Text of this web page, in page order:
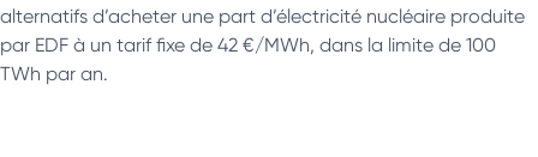
alternatifs d’acheter une part d’électricité nucléaire produite
par EDF à un tarif fixe de 42 €/MWh, dans la limite de 100
TWh par an.